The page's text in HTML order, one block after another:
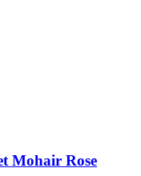
Mohair Rose